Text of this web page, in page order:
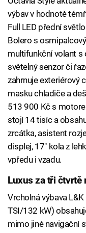
výbav v hodnotě
Full LED přední
Bolero s
multifunkční volant s
světelný senzor či
zahrnuje exteriérový
masku chladiče a
513 900 Kč s
stojí 14 tisíc a
zrcátka, asistent
displej, 17" kola z
vpředu i vzadu.
Luxus za tři čtvrtě
Vrcholná výbava
TSI/132 kW)
mimo jiné navigační